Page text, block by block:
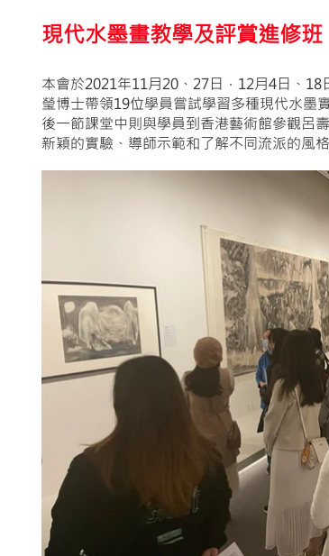
現代水墨畫教學及評賞進修班
本會於2021年11月20、27日，12月4日、
瑩博士帶領19位學員嘗試學習多種現代水墨
後一節課堂中則與學員到香港藝術館參觀呂
新穎的實驗、導師示範和了解不同流派的風